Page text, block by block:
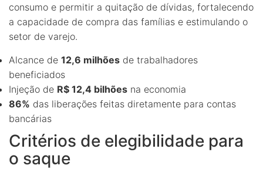
consumo e permitir a quitação de dívidas, fortalecendo
a capacidade de compra das famílias e estimulando o
setor de varejo.
Alcance de 12,6 milhões de trabalhadores
beneficiados
Injeção de R$ 12,4 bilhões na economia
86% das liberações feitas diretamente para contas
bancárias
Critérios de elegibilidade para
o saque